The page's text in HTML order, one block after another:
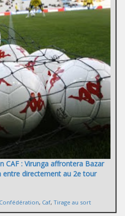
CAF : Virunga affrontera Bazar
directement au 2e tour
, Caf, Tirage au sort